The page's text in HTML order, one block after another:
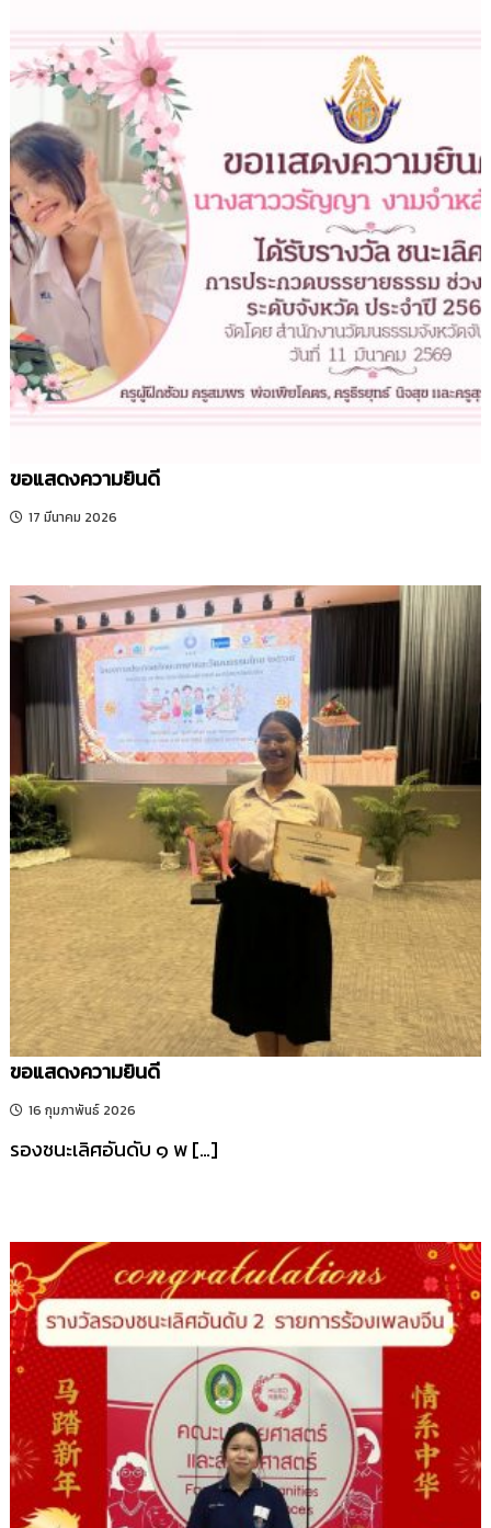
ขอแสดงความยินดี
17 มีนาคม 2026
ขอแสดงความยินดี
16 กุมภาพันธ์ 2026
รองชนะเลิศอันดับ ๑ พ […]